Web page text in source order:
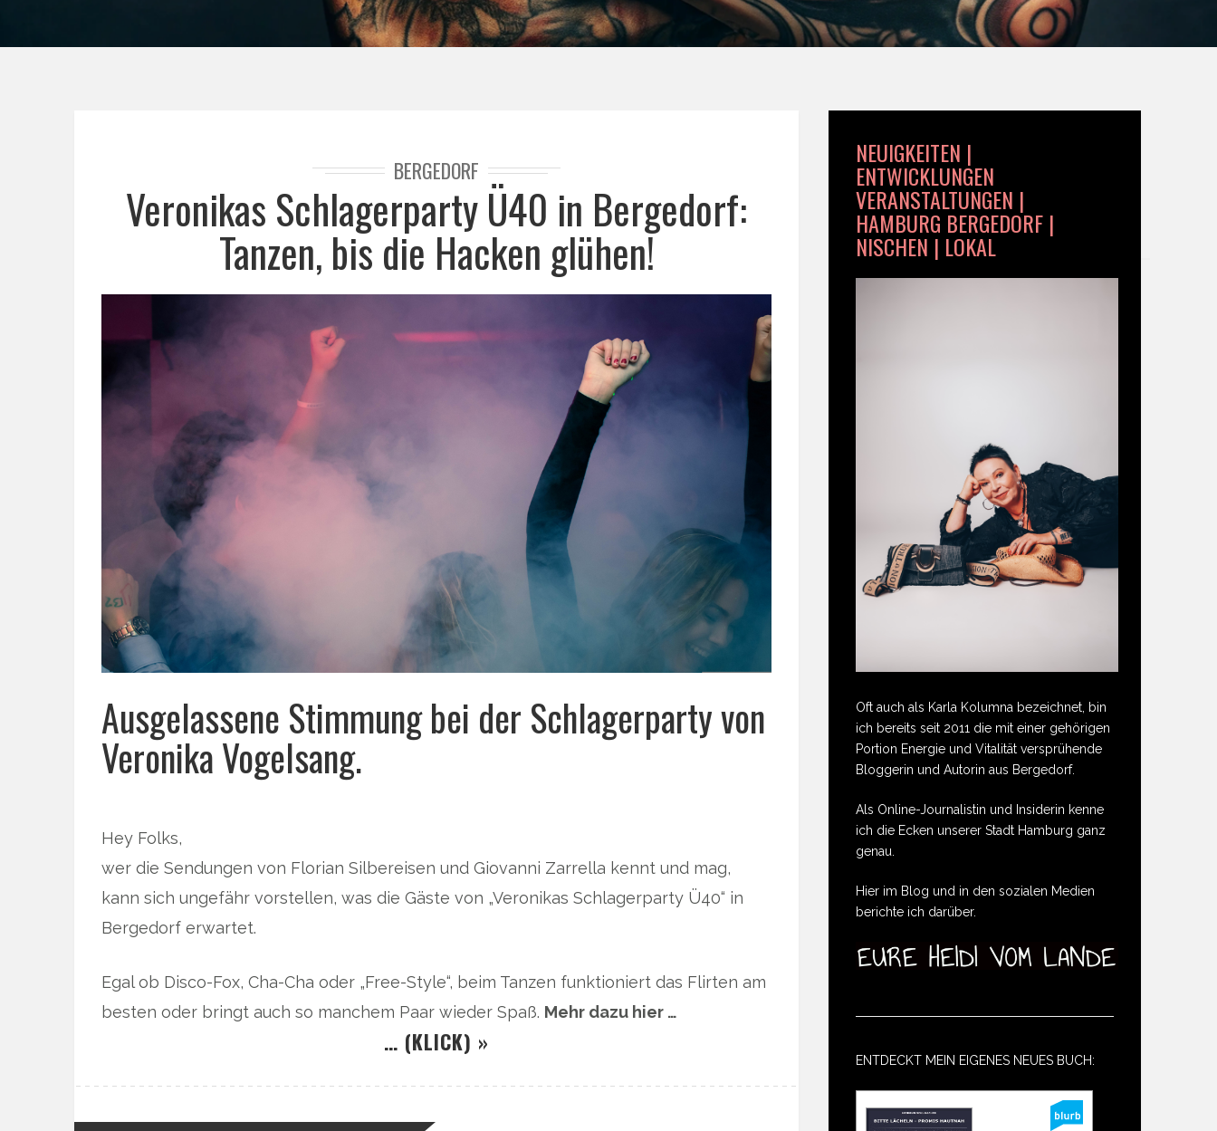
BERGEDORF
Veronikas Schlagerparty Ü40 in Bergedorf:
Tanzen, bis die Hacken glühen!
Ausgelassene Stimmung bei der Schlagerparty von
Veronika Vogelsang.
Hey Folks,
wer die Sendungen von Florian Silbereisen und Giovanni Zarrella kennt und mag,
kann sich ungefähr vorstellen, was die Gäste von „Veronikas Schlagerparty Ü40“ in
Bergedorf erwartet.
Egal ob Disco-Fox, Cha-Cha oder „Free-Style“, beim Tanzen funktioniert das Flirten am
besten oder bringt auch so manchem Paar wieder Spaß. Mehr dazu hier …
… (KLICK) »
NEUIGKEITEN |
ENTWICKLUNGEN
VERANSTALTUNGEN |
HAMBURG BERGEDORF |
NISCHEN | LOKAL
Oft auch als Karla Kolumna bezeichnet, bin
ich bereits seit 2011 die mit einer gehörigen
Portion Energie und Vitalität versprühende
Bloggerin und Autorin aus Bergedorf.
Als Online-Journalistin und Insiderin kenne
ich die Ecken unserer Stadt Hamburg ganz
genau.
Hier im Blog und in den sozialen Medien
berichte ich darüber.
ENTDECKT MEIN EIGENES NEUES BUCH: